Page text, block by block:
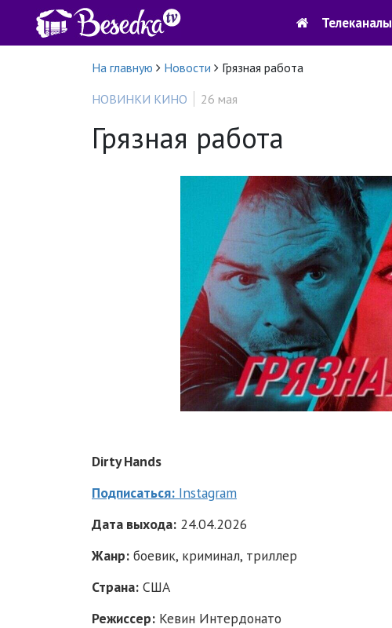
Телеканалы
На главную Новости
Грязная работа
НОВИНКИ КИНО
26 мая
Грязная работа
Dirty Hands
Подписаться: Instagram
Дата выхода: 24.04.2026
Жанр: боевик, криминал, триллер
Страна: США
Режиссер: Кевин Интердонато